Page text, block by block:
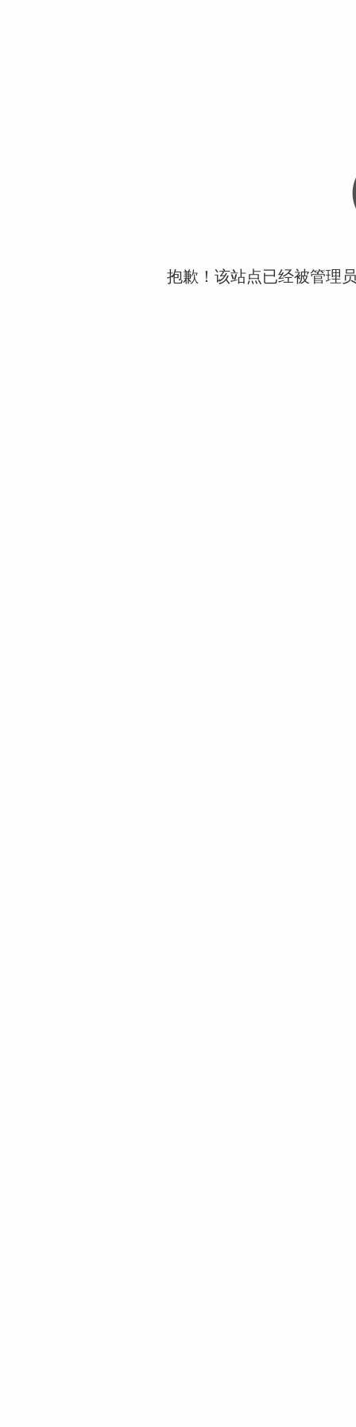
抱歉！该站点已经被管理